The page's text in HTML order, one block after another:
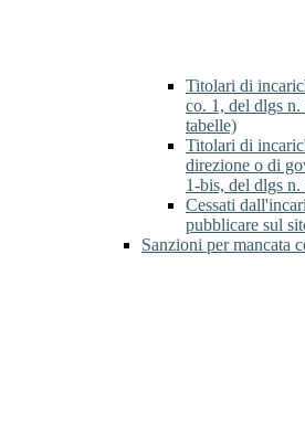
Titolari di
co. 1, del dlgs
tabelle)
Titolari di
direzione o di
1-bis, del dlgs
Cessati
pubblicare sul
Sanzioni per mancata